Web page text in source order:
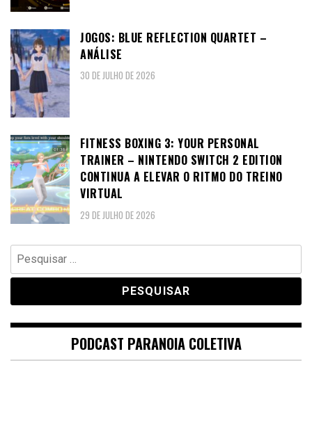
JOGOS: BLUE REFLECTION QUARTET –
ANÁLISE
30 DE JULHO DE 2026
FITNESS BOXING 3: YOUR PERSONAL
TRAINER – NINTENDO SWITCH 2 EDITION
CONTINUA A ELEVAR O RITMO DO TREINO
VIRTUAL
29 DE JULHO DE 2026
Pesquisar
por:
PODCAST PARANOIA COLETIVA